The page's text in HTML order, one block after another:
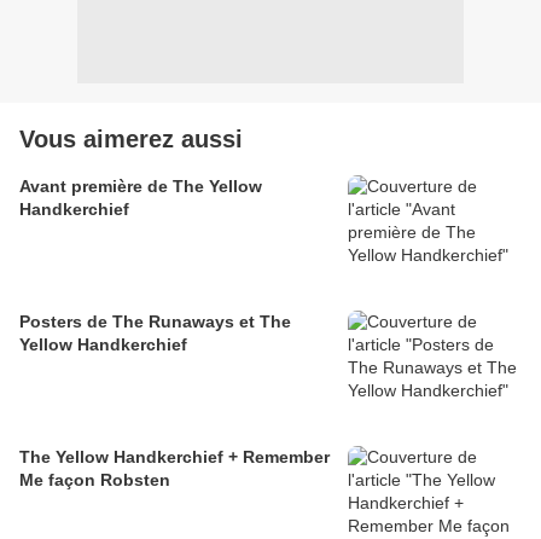
Vous aimerez aussi
Avant première de The Yellow
Handkerchief
Posters de The Runaways et The
Yellow Handkerchief
The Yellow Handkerchief + Remember
Me façon Robsten